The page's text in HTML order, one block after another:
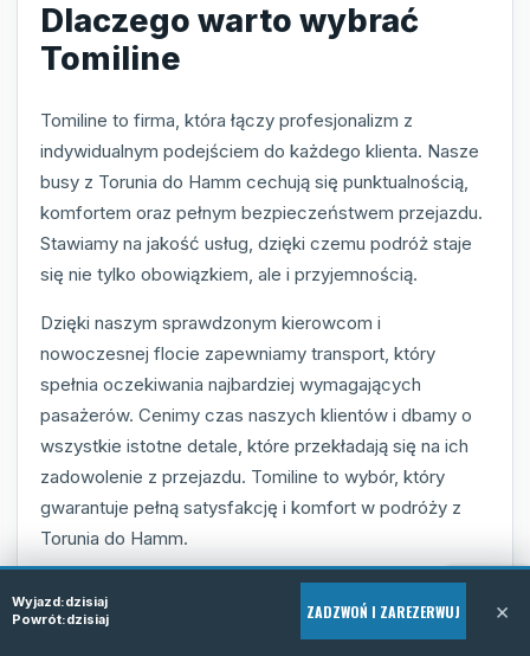
Dlaczego warto wybrać
Tomiline
Tomiline to firma, która łączy profesjonalizm z
indywidualnym podejściem do każdego klienta. Nasze
busy z Torunia do Hamm cechują się punktualnością,
komfortem oraz pełnym bezpieczeństwem przejazdu.
Stawiamy na jakość usług, dzięki czemu podróż staje
się nie tylko obowiązkiem, ale i przyjemnością.
Dzięki naszym sprawdzonym kierowcom i
nowoczesnej flocie zapewniamy transport, który
spełnia oczekiwania najbardziej wymagających
pasażerów. Cenimy czas naszych klientów i dbamy o
wszystkie istotne detale, które przekładają się na ich
zadowolenie z przejazdu. Tomiline to wybór, który
gwarantuje pełną satysfakcję i komfort w podróży z
Torunia do Hamm.
Profesjonalna i przyjazna obsługa
Nowoczesne i sprawne technicznie busy
Wyjazd:dzisiaj
Powrót:dzisiaj ZADZWOŃ I ZAREZERWUJ ×